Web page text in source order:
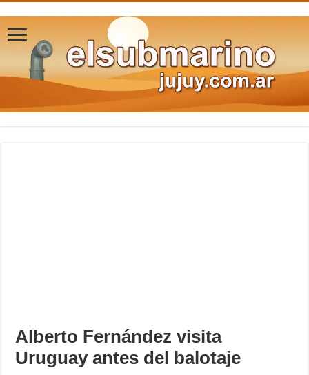
Alberto Fernández visita
Uruguay antes del balotaje